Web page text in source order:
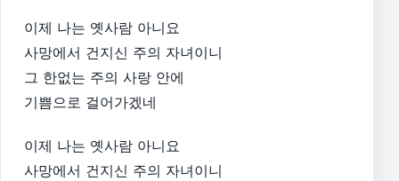
이제 나는 옛사람 아니요
사망에서 건지신 주의 자녀이니
그 한없는 주의 사랑 안에
기쁨으로 걸어가겠네
이제 나는 옛사람 아니요
사망에서 건지신 주의 자녀이니